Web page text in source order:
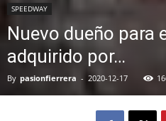
SPEEDWAY
Nuevo dueño para
adquirido por…
By pasionfierrera - 2020-12-17